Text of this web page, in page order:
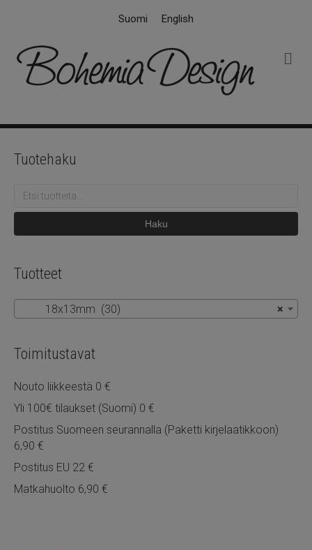
Suomi English
k
Tuotehaku
Etsi:
Haku
Tuotteet
×
18x13mm (30)
Toimitustavat
Nouto liikkeestä 0 €
Yli 100€ tilaukset (Suomi) 0 €
Postitus Suomeen seurannalla (Paketti kirjelaatikkoon)
6,90 €
Postitus EU 22 €
Matkahuolto 6,90 €